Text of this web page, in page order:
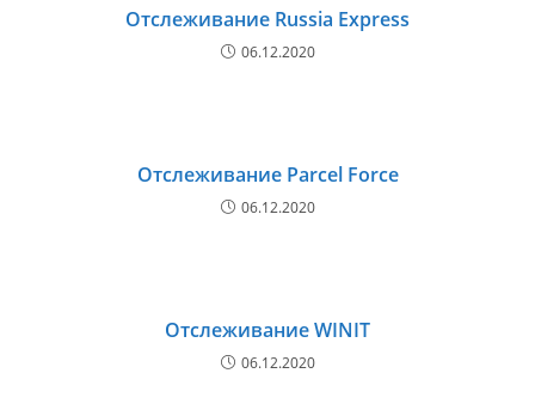
Отслеживание Russia Express
06.12.2020
Отслеживание Parcel Force
06.12.2020
Отслеживание WINIT
06.12.2020